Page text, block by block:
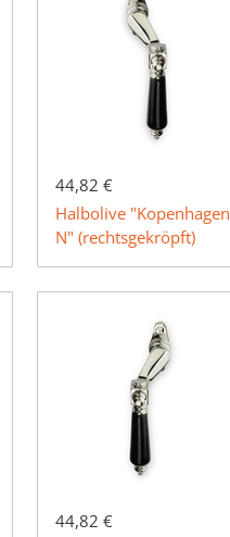
44,82 €
Halbolive "Kopenhagen
N" (rechtsgekröpft)
44,82 €